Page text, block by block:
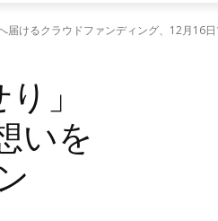
けるクラウドファンディング、12月16日
」
いを